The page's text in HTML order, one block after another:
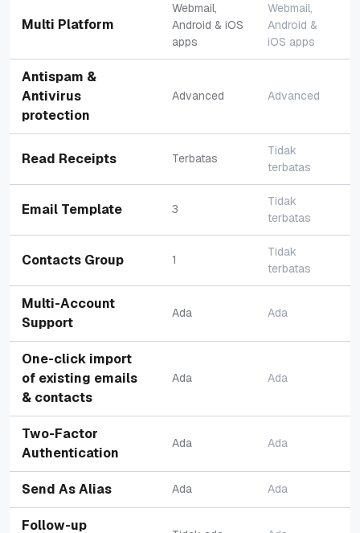
Multi Platform
Webmail,
Android & iOS
apps
Webmail,
Android &
iOS apps
Antispam &
Antivirus
protection
Advanced Advanced
Read Receipts Terbatas
Tidak
terbatas
Email Template 3
Tidak
terbatas
Contacts Group 1
Tidak
terbatas
Multi-Account
Support
Ada Ada
One-click import
of existing emails
& contacts
Ada Ada
Two-Factor
Authentication
Ada Ada
Send As Alias Ada Ada
Follow-up